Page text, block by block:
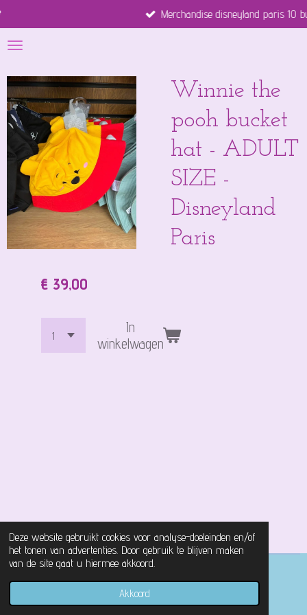
Deze website gebruikt cookies voor analyse-doeleinden en/of
het tonen van advertenties. Door gebruik te blijven maken
van de site gaat u hiermee akkoord.
Akkoord
direct
naar
hoofdinhoud
Merchandise disneyland paris 10 business days
Winnie the
pooh bucket
hat - ADULT
SIZE -
Disneyland
Paris
€ 39,00
In
winkelwagen